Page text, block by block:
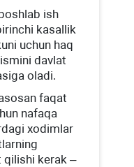
ish
kasallik
uchun haq
davlat
oladi.
faqat
nafaqa
хodimlar
qilishi kerak –